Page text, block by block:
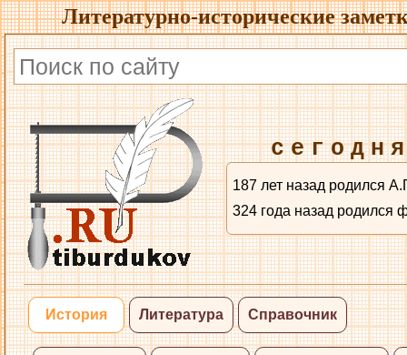
Литературно-исторические
187 лет назад родился
324 года назад
История Литература Справочник